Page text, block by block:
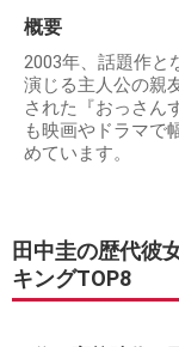
概要
2003年、話題作と
演じる主人公の親
された『おっさん
も映画やドラマで
めています。
田中圭の歴代彼
キングTOP8